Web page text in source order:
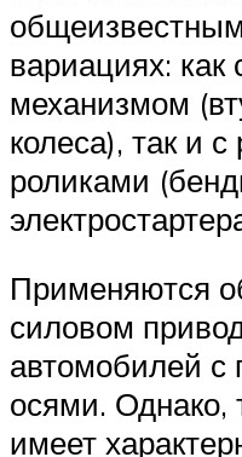
вариациях: как
механизмом
колеса), так и
роликами
Применяются
силовом
автомобилей
осями. Однако,
имеет